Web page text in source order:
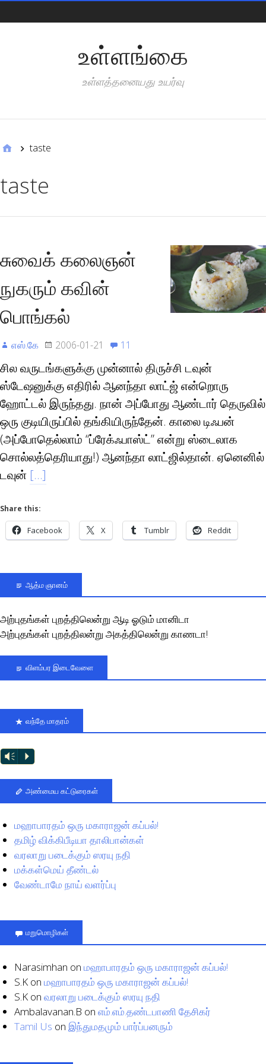
உள்ளங்கை
உள்ளத்தனையது உயர்வு
taste
taste
சுவைக் கலைஞன்
நுகரும் கவின்
பொங்கல்
எஸ்.கே 2006-01-21 11
சில வருடங்களுக்கு முன்னால் திருச்சி டவுன்
ஸ்டேஷனுக்கு எதிரில் ஆனந்தா லாட்ஜ் என்றொரு
ஹோட்டல் இருந்தது. நான் அப்போது ஆண்டார் தெருவில்
ஒரு குடியிருப்பில் தங்கியிருந்தேன். காலை டிஃபன்
(அப்போதெல்லாம் “ப்ரேக்ஃபாஸ்ட்” என்று ஸ்டைலாக
சொல்லத்தெரியாது!) ஆனந்தா லாட்ஜில்தான். ஏனெனில்
டவுன் […]
Share this:
Facebook X Tumblr Reddit
ஆத்ம ஞானம்
அற்புதங்கள் புறத்திலென்று ஆடி ஓடும் மானிடா
அற்புதங்கள் புறத்திலன்று அகத்திலென்று காணடா!
விளம்பர இடைவேளை
வந்தே மாதரம்
Vm P
அண்மைய கட்டுரைகள்
மஹாபாரதம் ஒரு மகாராஜன் கப்பல்!
தமிழ் விக்கிபீடியா தாலிபான்கள்
வரலாறு படைக்கும் ஸரயு நதி
மக்கள்மெய் தீண்டல்
வேண்டாமே நாய் வளர்ப்பு
மறுமொழிகள்
Narasimhan on மஹாபாரதம் ஒரு மகாராஜன் கப்பல்!
S.K on மஹாபாரதம் ஒரு மகாராஜன் கப்பல்!
S.K on வரலாறு படைக்கும் ஸரயு நதி
Ambalavanan.B on எம்.எம்.தண்டபாணி தேசிகர்
Tamil Us on இந்துமதமும் பார்ப்பனரும்